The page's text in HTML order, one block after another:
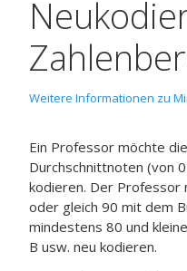
Weitere Informationen zu
Ein Professor möchte
Durchschnittnoten (von
kodieren. Der
oder gleich 90 mit dem
mindestens 80 und
B usw. neu kodieren.